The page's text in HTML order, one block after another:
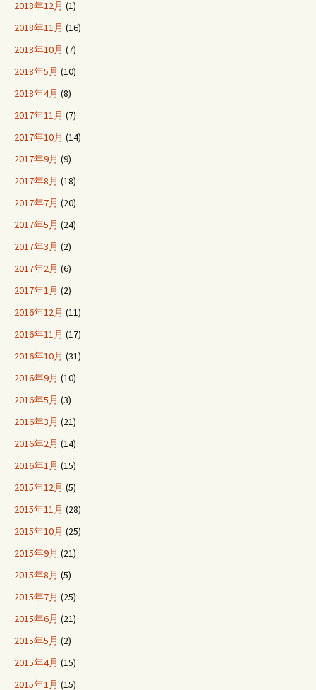
2018年12月 (1)
2018年11月 (16)
2018年10月 (7)
2018年5月 (10)
2018年4月 (8)
2017年11月 (7)
2017年10月 (14)
2017年9月 (9)
2017年8月 (18)
2017年7月 (20)
2017年5月 (24)
2017年3月 (2)
2017年2月 (6)
2017年1月 (2)
2016年12月 (11)
2016年11月 (17)
2016年10月 (31)
2016年9月 (10)
2016年5月 (3)
2016年3月 (21)
2016年2月 (14)
2016年1月 (15)
2015年12月 (5)
2015年11月 (28)
2015年10月 (25)
2015年9月 (21)
2015年8月 (5)
2015年7月 (25)
2015年6月 (21)
2015年5月 (2)
2015年4月 (15)
2015年1月 (15)